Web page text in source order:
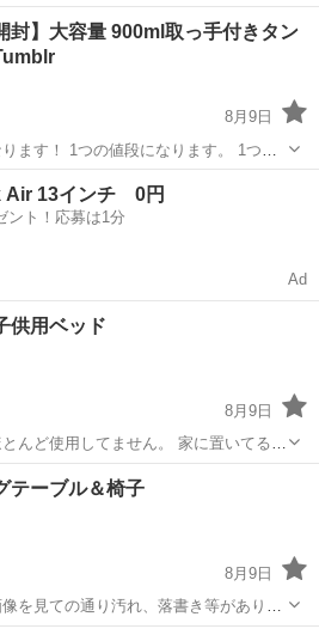
買い得かと思います！新品未開封で
1つお選びください♪ これからの時期に
食器 タンブラー
封】大容量 900ml取っ手付きタン
8月9日
ます！ 1つの値段になります。 1つ辺
買い得かと思います！新品未開封で
1つお選びください♪ これからの時期に
タンブラー
Air 13インチ 0円
ント！応募は1分
Ad
供用ベッド
8月9日
んど使用してません。 家に置いてるだ
です。 2万5000円程しました。 取りに
ベッド 断捨離
テーブル＆椅子
8月9日
。 2階から運びます。 取